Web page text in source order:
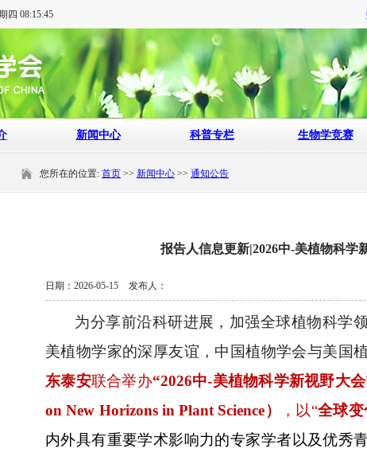
四 08:15:46
新闻中心 科普专栏 生物学竞赛
您所在的位置: 首页 >> 新闻中心 >> 通知公告
报告人信息更新|2026中-美植物科学
日期：2026-05-15 发布人：
为分享前沿科研进展，加强全球植物科学
美植物学家的深厚友谊，中国植物学会与美国
东泰安联合举办“2026中-美植物科学新视野大会
on New Horizons in Plant Science） ，以“全球
内外具有重要学术影响力的专家学者以及优秀